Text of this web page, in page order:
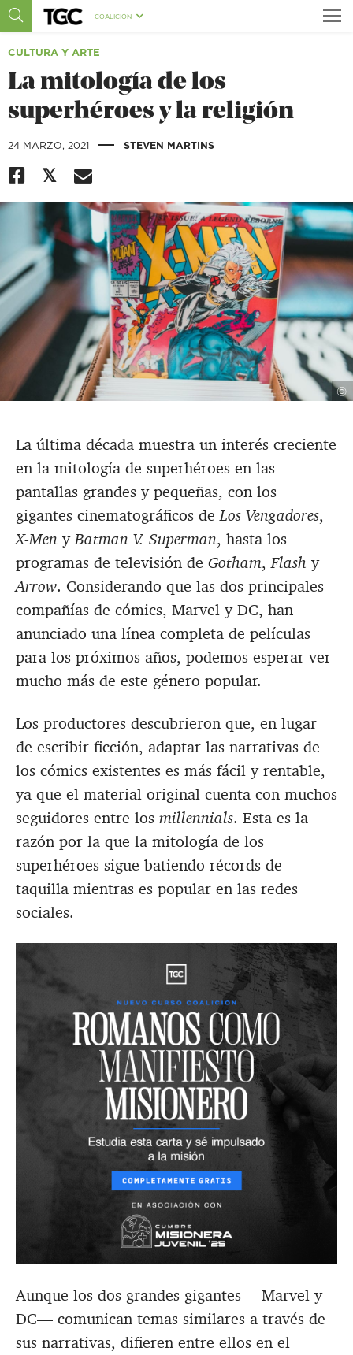
COALICIÓN
CULTURA Y ARTE
La mitología de los
superhéroes y la religión
24 MARZO, 2021 | STEVEN MARTINS
©
La última década muestra un interés creciente
en la mitología de superhéroes en las
pantallas grandes y pequeñas, con los
gigantes cinematográficos deLos Vengadores,
X-Men yBatman V. Superman, hasta los
programas de televisión de Gotham,Flash y
Arrow. Considerando que las dos principales
compañías de cómics, Marvel y DC, han
anunciado una línea completa de películas
para los próximos años, podemos esperar ver
mucho más de este género popular.
Los productores descubrieron que, en lugar
de escribir ficción, adaptar las narrativas de
los cómics existentes es más fácil y rentable,
ya que el material original cuenta con muchos
seguidores entre los millennials. Esta es la
razón por la que la mitología de los
superhéroes sigue batiendo récords de
taquilla mientras es popular en las redes
sociales.
Aunque los dos grandes gigantes —Marvel y
DC— comunican temas similares a través de
sus narrativas, difieren entre ellos en el